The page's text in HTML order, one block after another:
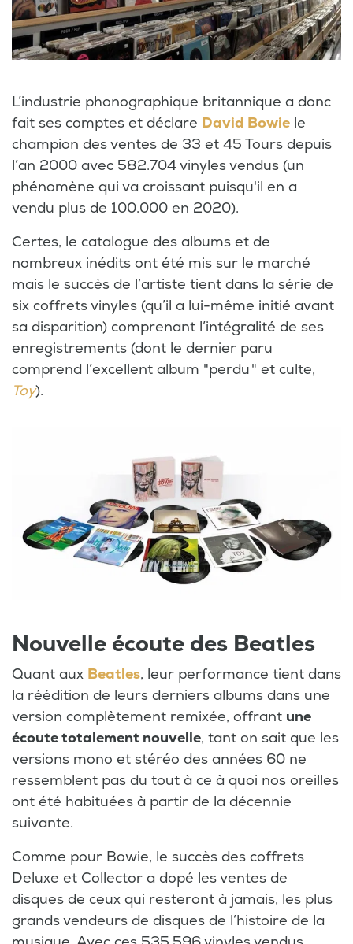
L’industrie phonographique britannique a donc
fait ses comptes et déclare David Bowie le
champion des ventes de 33 et 45 Tours depuis
l’an 2000 avec 582.704 vinyles vendus (un
phénomène qui va croissant puisqu'il en a
vendu plus de 100.000 en 2020).
Certes, le catalogue des albums et de
nombreux inédits ont été mis sur le marché
mais le succès de l’artiste tient dans la série de
six coffrets vinyles (qu’il a lui-même initié avant
sa disparition) comprenant l’intégralité de ses
enregistrements (dont le dernier paru
comprend l’excellent album "perdu " et culte,
Toy).
Nouvelle écoute des Beatles
Quant aux Beatles, leur performance tient dans
la réédition de leurs derniers albums dans une
version complètement remixée, offrant une
écoute totalement nouvelle, tant on sait que les
versions mono et stéréo des années 60 ne
ressemblent pas du tout à ce à quoi nos oreilles
ont été habituées à partir de la décennie
suivante.
Comme pour Bowie, le succès des coffrets
Deluxe et Collector a dopé les ventes de
disques de ceux qui resteront à jamais, les plus
grands vendeurs de disques de l’histoire de la